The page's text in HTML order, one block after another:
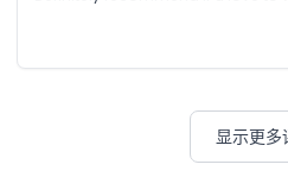
显示更多